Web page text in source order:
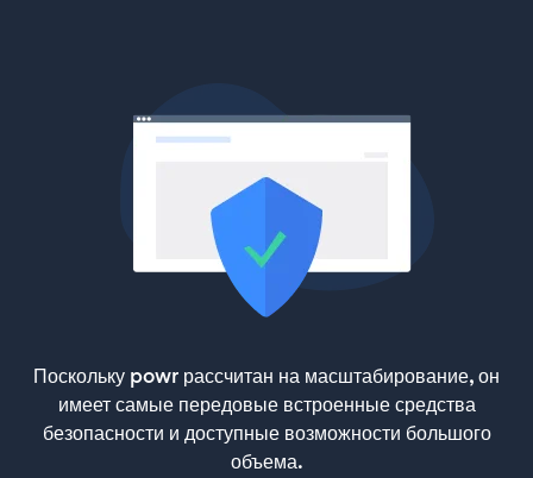
Поскольку powr рассчитан на масштабирование, он
имеет самые передовые встроенные средства
безопасности и доступные возможности большого
объема.